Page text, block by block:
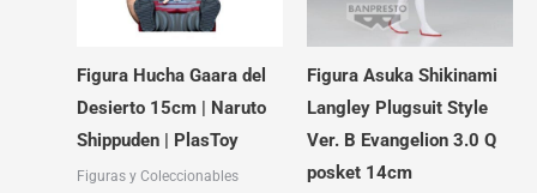
Figura Hucha Gaara del
Desierto 15cm | Naruto
Shippuden | PlasToy
Figuras y Coleccionables
Figura Asuka Shikinami
Langley Plugsuit Style
Ver. B Evangelion 3.0 Q
posket 14cm